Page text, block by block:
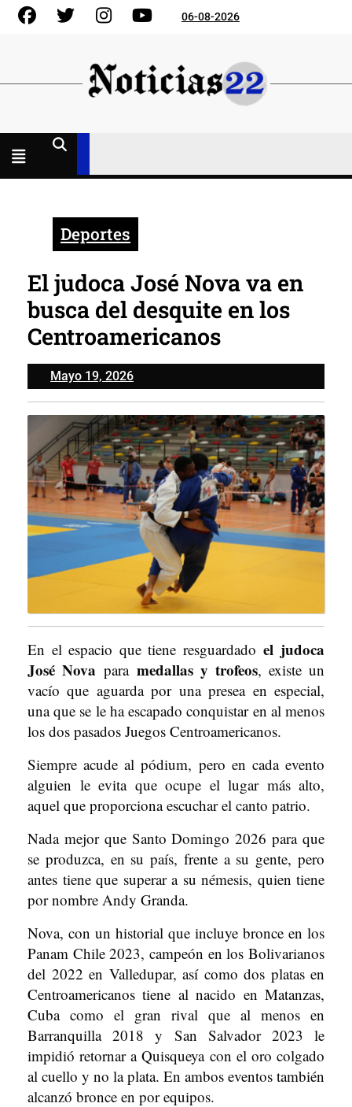
Skip
FacebookGorjeo InstagramYouTube06-08-2026
Deportes
El judoca José Nova va en
busca del desquite en los
Centroamericanos
Mayo 19, 2026Mayo
19,
2026
En el espacio que tiene resguardadoel judoca
José Nova para medallas y trofeos, existe un
vacío que aguarda por una presea en especial,
una que se le ha escapado conquistar en al menos
los dos pasados Juegos Centroamericanos.
Siempre acude al pódium, pero en cada evento
alguien le evita que ocupe el lugar más alto,
aquel que proporciona escuchar el canto patrio.
Nada mejor que Santo Domingo 2026 para que
se produzca, en su país, frente a su gente, pero
antes tiene que superar a su némesis, quien tiene
por nombre Andy Granda.
Nova, con un historial que incluye bronce en los
Panam Chile 2023, campeón en los Bolivarianos
del 2022 en Valledupar, así como dos platas en
Centroamericanos tiene al nacido en Matanzas,
Cuba como el gran rival que al menos en
Barranquilla 2018 y San Salvador 2023 le
impidió retornar a Quisqueya con el oro colgado
al cuello y no la plata. En ambos eventos también
alcanzó bronce en por equipos.